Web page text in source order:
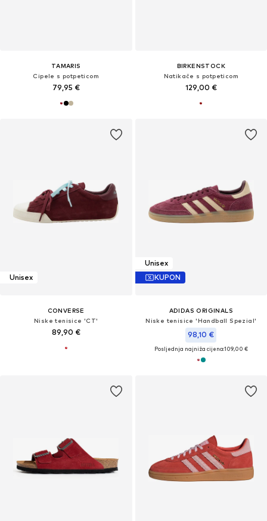
TAMARIS
Cipele s potpeticom
79,95 €
BIRKENSTOCK
Natikače s potpeticom
129,00 €
Unisex
CONVERSE
Niske tenisice 'CT'
89,90 €
Unisex
KUPON
ADIDAS ORIGINALS
Niske tenisice 'Handball Spezial'
98,10 €
Posljednja najniža cijena:109,00 €